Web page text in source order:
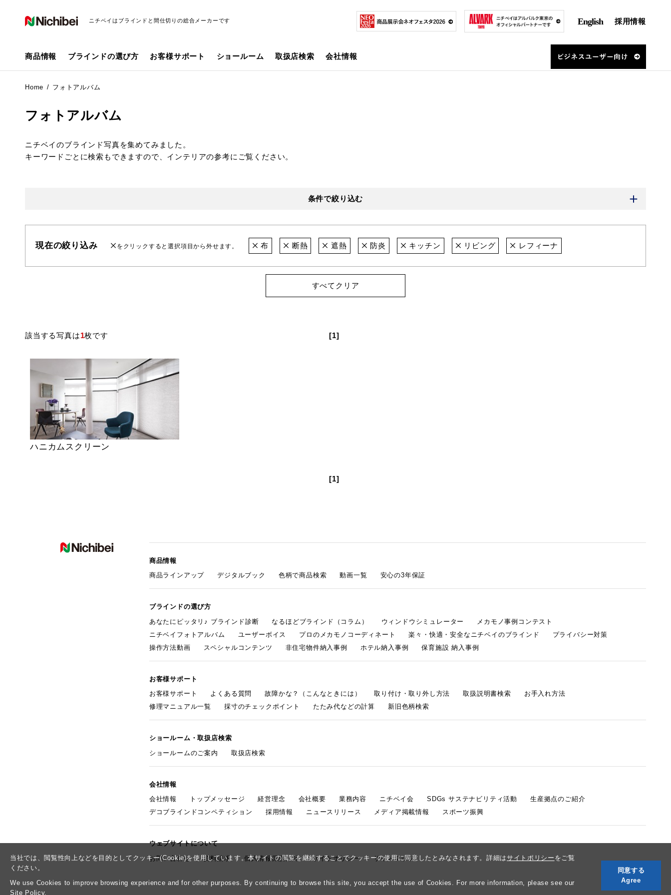
当社では、閲覧性向上などを目的としてクッキー(Cookie)を使用しています。本サイトの閲覧を継続することでクッキーの使用に同意したとみなされます。詳細はサイトポリシー をご覧
ください。
We use Cookies to improve browsing experience and for other purposes. By continuing to browse this site, you accept the use of Cookies. For more information, please see our
Site Policy.
同意する
Agree
ニチベイはブラインドと間仕切りの総合メーカーです English 採用情報
商品情報 ブラインドの選び方 お客様サポート ショールーム 取扱店検索 会社情報
Home フォトアルバム
フォトアルバム
ニチベイのブラインド写真を集めてみました。
キーワードごとに検索もできますので、インテリアの参考にご覧ください。
条件で絞り込む
現在の絞り込み をクリックすると選択項目から外せます。 布 断熱 遮熱 防炎 キッチン リビング レフィーナ
すべてクリア
該当する写真は1枚です [1]
ハニカムスクリーン
[1]
商品情報
商品ラインアップ
デジタルブック 色柄で商品検索 動画一覧 安心の3年保証
ブラインドの選び方
あなたにピッタリ♪ ブラインド診断
なるほどブラインド（コラム） ウィンドウシミュレーター
メカモノ事例コンテスト
ニチベイフォトアルバム
ユーザーボイス プロのメカモノコーディネート 楽々・快適・安全なニチベイのブラインド
プライバシー対策
操作方法動画
スペシャルコンテンツ 非住宅物件納入事例 ホテル納入事例 保育施設 納入事例
お客様サポート
お客様サポート
よくある質問 故障かな？（こんなときには） 取り付け・取り外し方法 取扱説明書検索
お手入れ方法
修理マニュアル一覧
採寸のチェックポイント たたみ代などの計算 新旧色柄検索
ショールーム・取扱店検索
ショールームのご案内
取扱店検索
会社情報
会社情報
トップメッセージ 経営理念 会社概要 業務内容 ニチベイ会 SDGs サステナビリティ活動
生産拠点のご紹介
デコブラインドコンペティション
採用情報 ニュースリリース メディア掲載情報 スポーツ振興
ウェブサイトについて
お問い合わせ
資料請求 個人情報保護方針 サイトポリシー サイトマップ